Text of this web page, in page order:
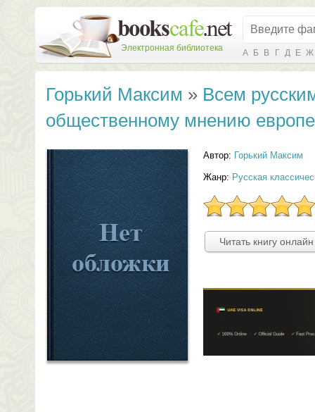
Электронная библиотека А Б В Г Д Е Ж
Горький Максим » Всем
общественному мнению
Автор: Горький Максим
Жанр: Русская
Читать книгу